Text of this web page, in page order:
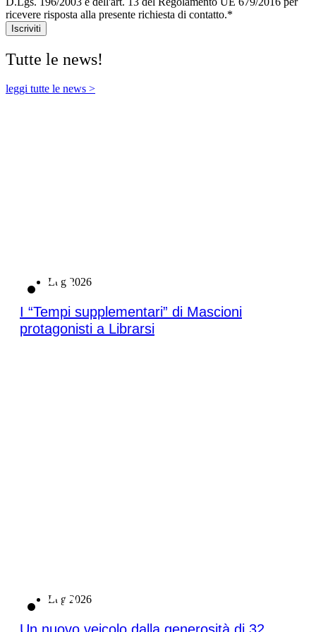
ricevere risposta alla presente richiesta di contatto.*
Iscriviti
Tutte le news!
leggi tutte le news >
Lug 2026
21
I “Tempi supplementari” di Mascioni
protagonisti a Librarsi
Lug 2026
20